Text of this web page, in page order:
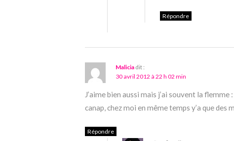
Répondre
Malicia dit :
30 avril 2012 à 22 h 02 min
J’aime bien aussi mais j’ai souvent la
canap, chez moi en même temps y’a que
Répondre